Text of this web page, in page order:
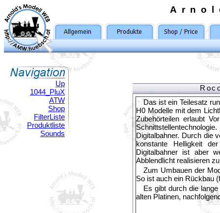
Up
1044_PluX
ATW
Shop
FilterListe
Produktliste
Sounds
Das ist ein Teilesatz
H0 Modelle mit dem
Zubehörteilen erlaubt
Digitalbahner. Durch die
konstante Helligkeit
Digitalbahner ist aber
Abblendlicht realisieren
Zum Umbauen der
So ist auch ein Rückbau
Es gibt durch die
alten Platinen,